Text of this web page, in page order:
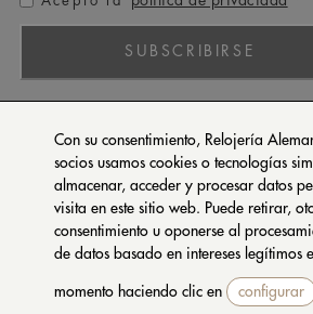
Con su consentimiento, Relojería
socios usamos cookies o tecnologías
almacenar, acceder y procesar datos
visita en este sitio web. Puede retirar,
consentimiento u oponerse al
de datos basado en intereses legítimos
momento haciendo clic en configurar
SUBSCRIBIRSE
PATEK PHILIPPE
TUDOR
CARTIER
SETENTA Y NUEVE